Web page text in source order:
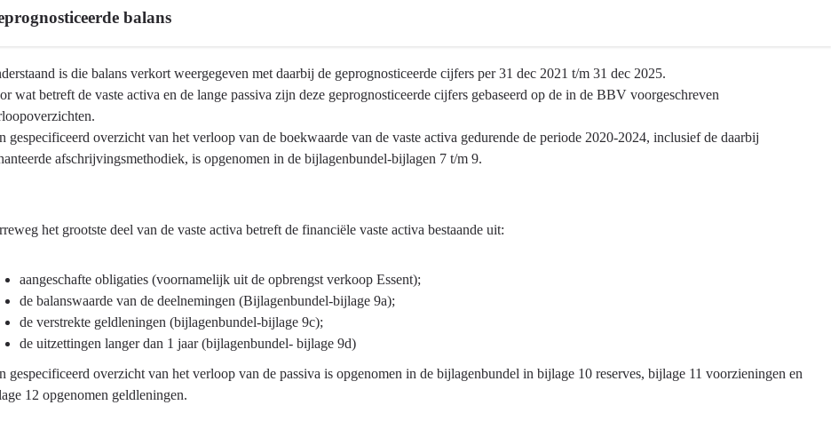
balans
is die balans verkort weergegeven met daarbij de geprognosticeerde cijfers per 31 dec 2021 t/m 31 dec 2025.
wat betreft de vaste activa en de lange passiva zijn deze geprognosticeerde cijfers gebaseerd op de in de BBV voorgeschreven
gespecificeerd overzicht van het verloop van de boekwaarde van de vaste activa gedurende de periode 2020-2024, inclusief de daarbij
afschrijvingsmethodiek, is opgenomen in de bijlagenbundel-bijlagen 7 t/m 9.
het grootste deel van de vaste activa betreft de financiële vaste activa bestaande uit:
aangeschafte obligaties (voornamelijk uit de opbrengst verkoop Essent);
de balanswaarde van de deelnemingen (Bijlagenbundel-bijlage 9a);
de verstrekte geldleningen (bijlagenbundel-bijlage 9c);
de uitzettingen langer dan 1 jaar (bijlagenbundel- bijlage 9d)
gespecificeerd overzicht van het verloop van de passiva is opgenomen in de bijlagenbundel in bijlage 10 reserves, bijlage 11 voorzieningen en
12 opgenomen geldleningen.